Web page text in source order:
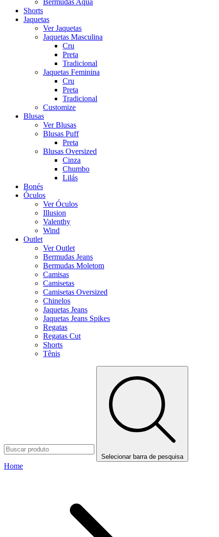
Bermudas Aqua
Shorts
Jaquetas
Ver Jaquetas
Jaquetas Masculina
Cru
Preta
Tradicional
Jaquetas Feminina
Cru
Preta
Tradicional
Customize
Blusas
Ver Blusas
Blusas Puff
Preta
Blusas Oversized
Cinza
Chumbo
Lilás
Bonés
Óculos
Ver Óculos
Illusion
Valenthy
Wind
Outlet
Ver Outlet
Bermudas Jeans
Bermudas Moletom
Camisas
Camisetas
Camisetas Oversized
Chinelos
Jaquetas Jeans
Jaquetas Jeans Spikes
Regatas
Regatas Cut
Shorts
Tênis
Selecionar barra de pesquisa
Home